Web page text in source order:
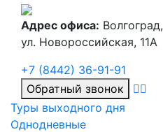
Адрес офиса: Волгоград,
ул. Новороссийская, 11А
+7 (8442) 36-91-91
Обратный звонок
Туры выходного дня
Однодневные